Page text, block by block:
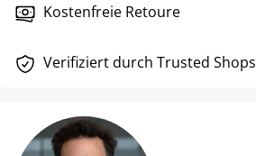
Kostenfreie Retoure
Verifiziert durch Trusted Shops